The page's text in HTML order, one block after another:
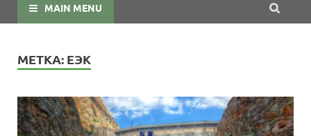
MAIN MENU
МЕТКА: ЕЭК